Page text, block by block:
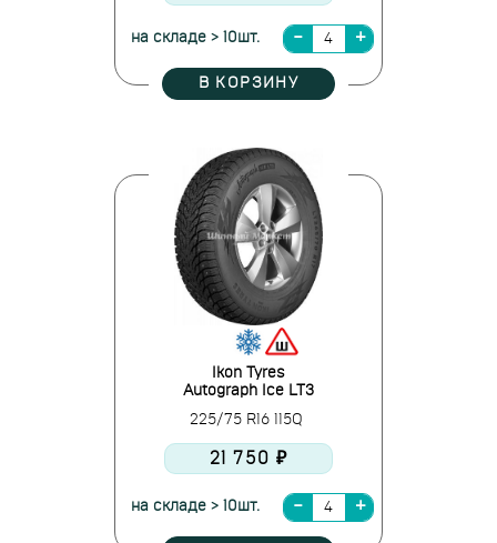
на складе > 10шт.
В КОРЗИНУ
Ikon Tyres
Autograph Ice LT3
225/75 R16 115Q
21 750 ₽
на складе > 10шт.